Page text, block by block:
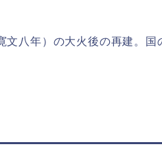
八年）の大火後の再建。国